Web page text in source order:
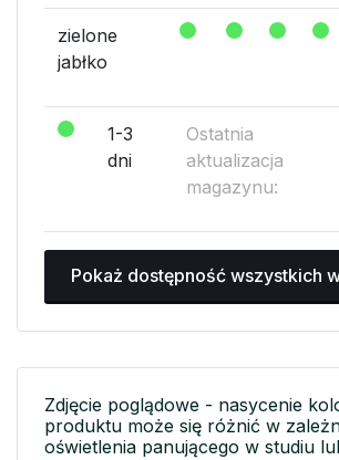
zielone
jabłko
1-3
dni
Ostatnia
aktualizacja
magazynu:
Pokaż dostępność wszystkich
Zdjęcie poglądowe - nasycenie
produktu może się różnić w
oświetlenia panującego w studiu